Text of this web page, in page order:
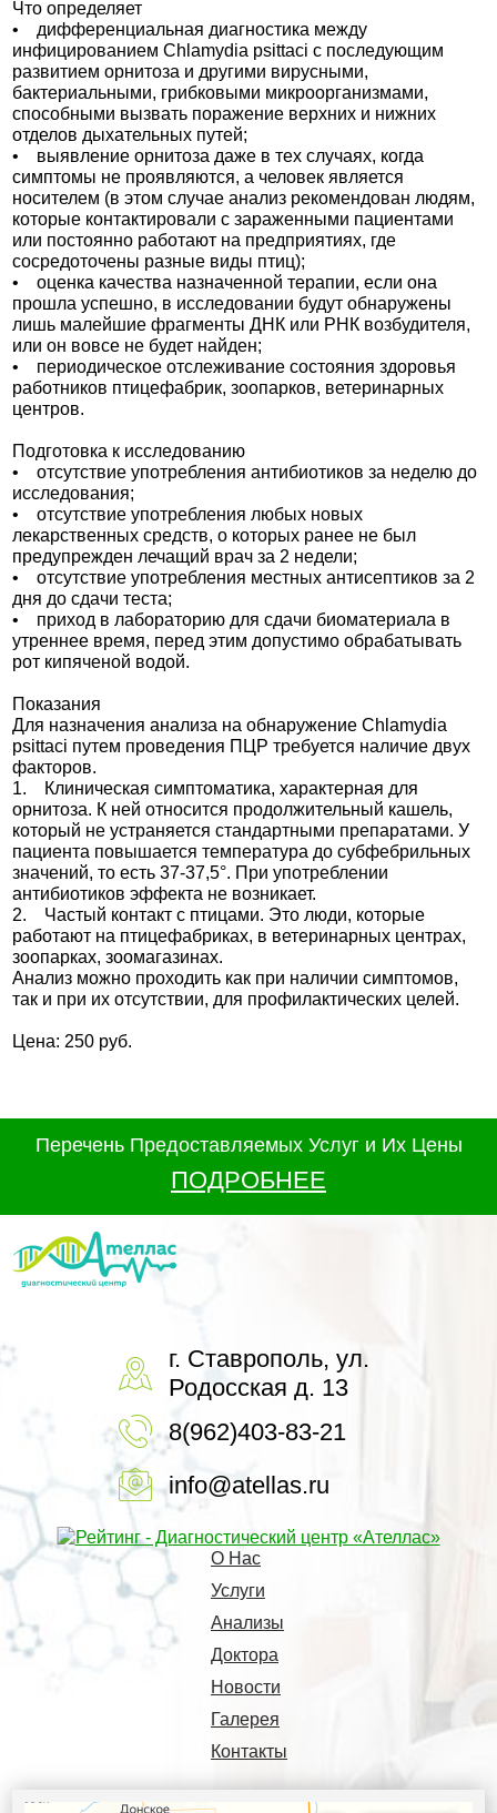
Что определяет
• дифференциальная диагностика между
инфицированием Chlamydia psittaci с последующим
развитием орнитоза и другими вирусными,
бактериальными, грибковыми микроорганизмами,
способными вызвать поражение верхних и нижних
отделов дыхательных путей;
• выявление орнитоза даже в тех случаях, когда
симптомы не проявляются, а человек является
носителем (в этом случае анализ рекомендован людям,
которые контактировали с зараженными пациентами
или постоянно работают на предприятиях, где
сосредоточены разные виды птиц);
• оценка качества назначенной терапии, если она
прошла успешно, в исследовании будут обнаружены
лишь малейшие фрагменты ДНК или РНК возбудителя,
или он вовсе не будет найден;
• периодическое отслеживание состояния здоровья
работников птицефабрик, зоопарков, ветеринарных
центров.
Подготовка к исследованию
• отсутствие употребления антибиотиков за неделю до
исследования;
• отсутствие употребления любых новых
лекарственных средств, о которых ранее не был
предупрежден лечащий врач за 2 недели;
• отсутствие употребления местных антисептиков за 2
дня до сдачи теста;
• приход в лабораторию для сдачи биоматериала в
утреннее время, перед этим допустимо обрабатывать
рот кипяченой водой.
Показания
Для назначения анализа на обнаружение Chlamydia
psittaci путем проведения ПЦР требуется наличие двух
факторов.
1. Клиническая симптоматика, характерная для
орнитоза. К ней относится продолжительный кашель,
который не устраняется стандартными препаратами. У
пациента повышается температура до субфебрильных
значений, то есть 37-37,5°. При употреблении
антибиотиков эффекта не возникает.
2. Частый контакт с птицами. Это люди, которые
работают на птицефабриках, в ветеринарных центрах,
зоопарках, зоомагазинах.
Анализ можно проходить как при наличии симптомов,
так и при их отсутствии, для профилактических целей.
Цена: 250 руб.
Перечень Предоставляемых Услуг и Их Цены
ПОДРОБНЕЕ
г. Ставрополь, ул.
Родосская д. 13
8(962)403-83-21
info@atellas.ru
О Нас
Услуги
Анализы
Доктора
Новости
Галерея
Контакты